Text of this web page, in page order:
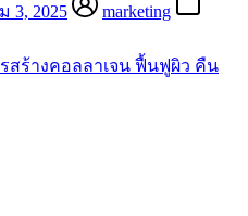
3, 2025
marketing